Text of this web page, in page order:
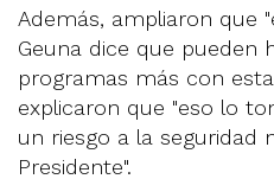
Además, ampliaron que
Geuna dice que pueden
programas más con
explicaron que "eso lo
un riesgo a la seguridad
Presidente".